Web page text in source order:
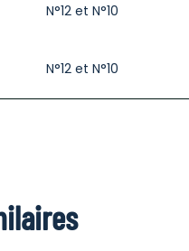
N°12 et N°10
N°12 et N°10